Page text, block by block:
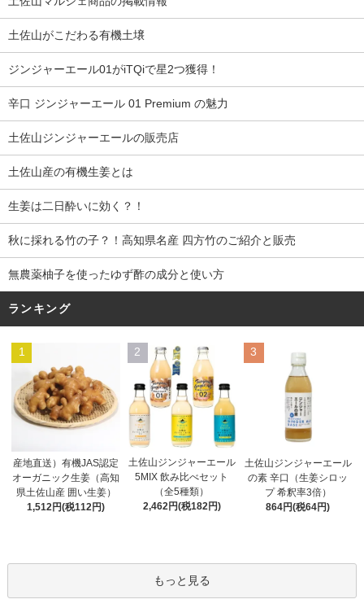
土佐山がこだわる有機土壌
ジンジャーエール01がiTQiで星2つ獲得！
辛口 ジンジャーエール 01 Premium の魅力
土佐山ジンジャーエールの販売店
土佐山産の有機生姜とは
生姜は二日酔いに効く？！
秋に採れる竹の子？！高知県名産 四方竹のご紹介と販売
無農薬柚子を使ったゆず酢の成分と使い方
ランキング
1
産地直送）有機JAS認定
オーガニック生姜（高知
県土佐山産 囲い生姜）
1,512円(税112円)
2
土佐山ジンジャーエール
5MIX 飲み比べセット
（全5種類）
2,462円(税182円)
3
土佐山ジンジャーエール
の素 辛口（生姜シロッ
プ 希釈率3倍）
864円(税64円)
もっと見る